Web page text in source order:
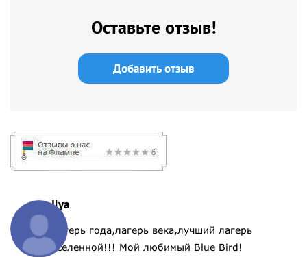
Оставьте отзыв!
Добавить отзыв
Ilya
Лагерь года,лагерь века,лучший лагерь
вселенной!!! Мой любимый Blue Bird!